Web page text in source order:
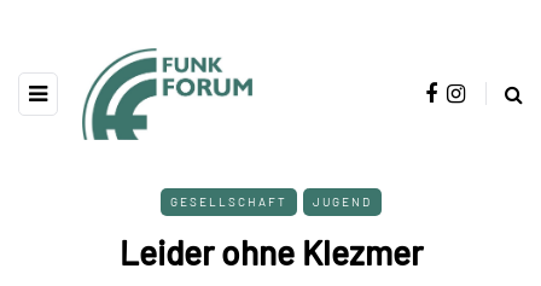
GESELLSCHAFT JUGEND
Leider ohne Klezmer